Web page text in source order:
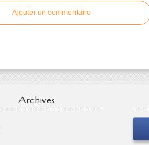
Ajouter un commentaire
Archives